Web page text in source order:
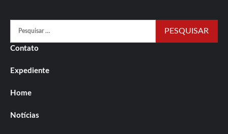
por:
Contato
Expediente
Home
Notícias